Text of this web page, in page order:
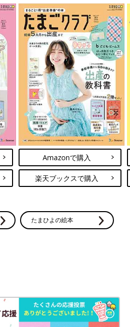
Amazonで購入
楽天ブックスで購入
たまひよの絵本